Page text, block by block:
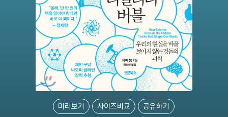
미리보기 사이즈비교 공유하기